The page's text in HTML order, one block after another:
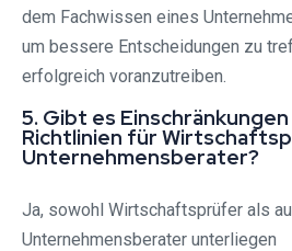
dem Fachwissen eines
um bessere Entscheidungen zu
erfolgreich voranzutreiben.
5. Gibt es
Richtlinien für
Unternehmensberater?
Ja, sowohl Wirtschaftsprüfer als
Unternehmensberater unterliegen